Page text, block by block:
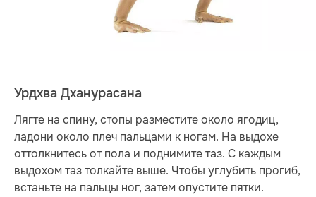
Урдхва Дханурасана
Лягте на спину, стопы разместите около ягодиц,
ладони около плеч пальцами к ногам. На выдохе
оттолкнитесь от пола и поднимите таз. С каждым
выдохом таз толкайте выше. Чтобы углубить прогиб,
встаньте на пальцы ног, затем опустите пятки.